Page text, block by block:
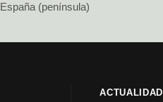
España (península)
ACTUALIDAD